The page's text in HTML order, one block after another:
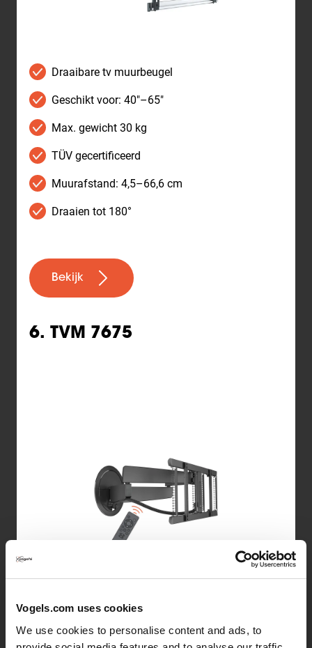
Vogels.com uses cookies
We use cookies to personalise content and ads, to
Draaibare tv muurbeugel
Geschikt voor: 40"–65"
Max. gewicht 30 kg
TÜV gecertificeerd
Muurafstand: 4,5–66,6 cm
Draaien tot 180°
Bekijk
6. TVM 7675